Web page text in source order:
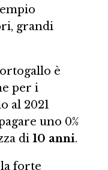
grandi
è
per i
al 2021
uno 0%
di 10 anni.
forte